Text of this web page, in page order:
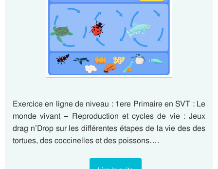
Exercice en ligne de niveau : 1ere Primaire en SVT : Le
monde vivant – Reproduction et cycles de vie : Jeux
drag n’Drop sur les différentes étapes de la vie des des
tortues, des coccinelles et des poissons….